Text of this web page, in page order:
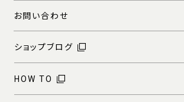
お問い合わせ
ショップブログ
HOW TO